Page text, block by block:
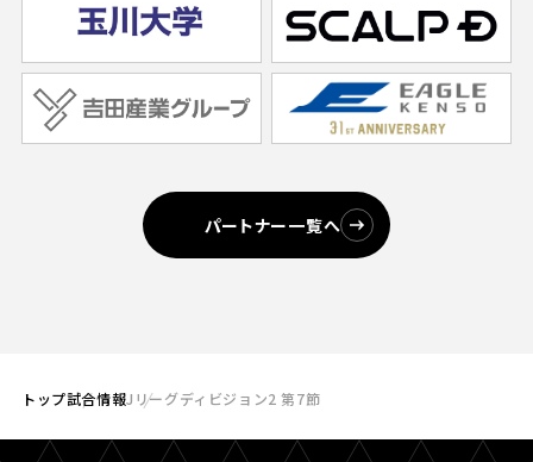
パートナー一覧へ
トップ試合情報Jリーグディビジョン2 第7節